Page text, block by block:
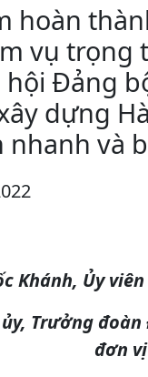
hoàn
vụ trọng
Đảng
dựng
nhanh và
Khánh, Ủy viên
Trưởng đoàn
đơn